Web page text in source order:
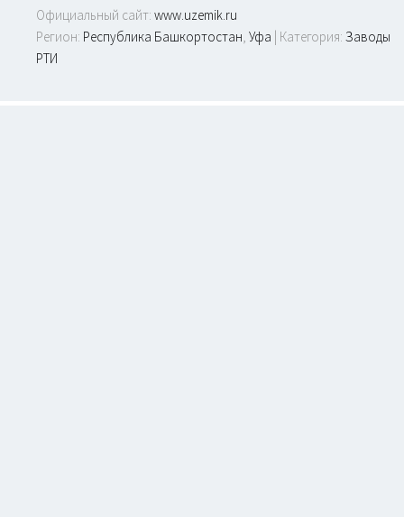
Официальный сайт: www.uzemik.ru
Регион: Республика Башкортостан, Уфа | Категория: Заводы
РТИ